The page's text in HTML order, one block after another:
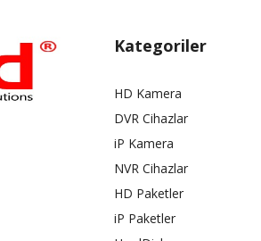
Kategoriler
HD Kamera
DVR Cihazlar
iP Kamera
NVR Cihazlar
HD Paketler
iP Paketler